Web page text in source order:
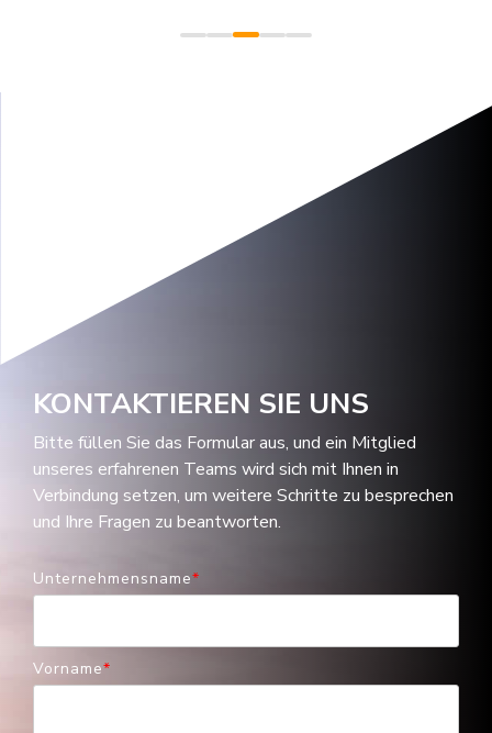
KONTAKTIEREN SIE UNS
Bitte füllen Sie das Formular aus, und ein Mitglied
unseres erfahrenen Teams wird sich mit Ihnen in
Verbindung setzen, um weitere Schritte zu besprechen
und Ihre Fragen zu beantworten.
Unternehmensname*
Vorname*